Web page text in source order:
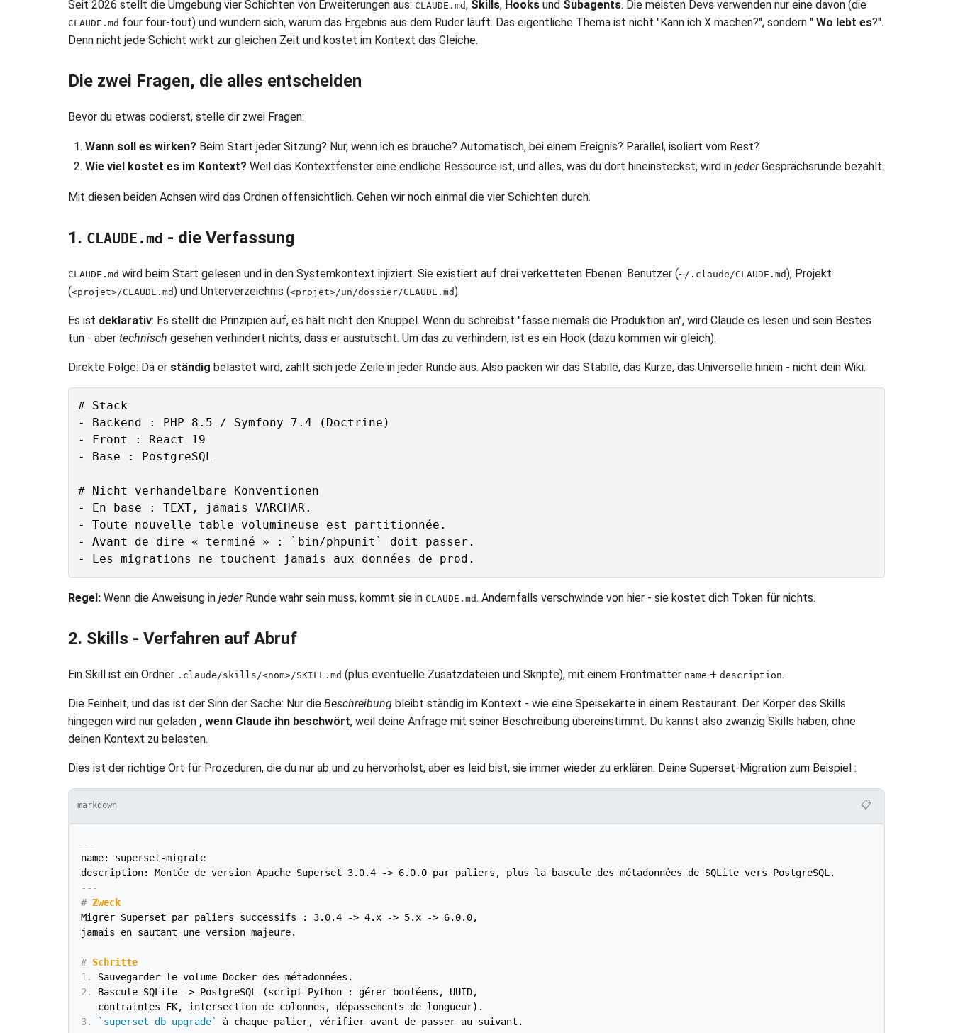
Seit 2026 stellt die Umgebung vier Schichten von Erweiterungen aus: CLAUDE.md, Skills, Hooks und Subagents. Die meisten Devs verwenden nur eine davon (die
CLAUDE.md four four-tout) und wundern sich, warum das Ergebnis aus dem Ruder läuft. Das eigentliche Thema ist nicht "Kann ich X machen?", sondern " Wo lebt es?".
Denn nicht jede Schicht wirkt zur gleichen Zeit und kostet im Kontext das Gleiche.
Die zwei Fragen, die alles entscheiden
Bevor du etwas codierst, stelle dir zwei Fragen:
Wann soll es wirken? Beim Start jeder Sitzung? Nur, wenn ich es brauche? Automatisch, bei einem Ereignis? Parallel, isoliert vom Rest?
Wie viel kostet es im Kontext? Weil das Kontextfenster eine endliche Ressource ist, und alles, was du dort hineinsteckst, wird in jederGesprächsrunde bezahlt.
Mit diesen beiden Achsen wird das Ordnen offensichtlich. Gehen wir noch einmal die vier Schichten durch.
1. CLAUDE.md - die Verfassung
CLAUDE.md wird beim Start gelesen und in den Systemkontext injiziert. Sie existiert auf drei verketteten Ebenen: Benutzer (~/.claude/CLAUDE.md), Projekt
(<projet>/CLAUDE.md) und Unterverzeichnis (<projet>/un/dossier/CLAUDE.md).
Es ist deklarativ: Es stellt die Prinzipien auf, es hält nicht den Knüppel. Wenn du schreibst "fasse niemals die Produktion an", wird Claude es lesen und sein Bestes
tun - aber technisch gesehen verhindert nichts, dass er ausrutscht. Um das zu verhindern, ist es ein Hook (dazu kommen wir gleich).
Direkte Folge: Da er ständig belastet wird, zahlt sich jede Zeile in jeder Runde aus. Also packen wir das Stabile, das Kurze, das Universelle hinein - nicht dein Wiki.
# Stack
- Backend : PHP 8.5 / Symfony 7.4 (Doctrine)
- Front : React 19
- Base : PostgreSQL
# Nicht verhandelbare Konventionen
- En base : TEXT, jamais VARCHAR.
- Toute nouvelle table volumineuse est partitionnée.
- Avant de dire « terminé » : `bin/phpunit` doit passer.
Regel: Wenn die Anweisung in jederRunde wahr sein muss, kommt sie in CLAUDE.md . Andernfalls verschwinde von hier - sie kostet dich Token für nichts.
2. Skills - Verfahren auf Abruf
Ein Skill ist ein Ordner .claude/skills/<nom>/SKILL.md (plus eventuelle Zusatzdateien und Skripte), mit einem Frontmatter name + description.
Die Feinheit, und das ist der Sinn der Sache: Nur die Beschreibung bleibt ständig im Kontext - wie eine Speisekarte in einem Restaurant. Der Körper des Skills
hingegen wird nur geladen , wenn Claude ihn beschwört, weil deine Anfrage mit seiner Beschreibung übereinstimmt. Du kannst also zwanzig Skills haben, ohne
deinen Kontext zu belasten.
Dies ist der richtige Ort für Prozeduren, die du nur ab und zu hervorholst, aber es leid bist, sie immer wieder zu erklären. Deine Superset-Migration zum Beispiel :
markdown 📋
---
name: superset-migrate
description: Montée de version Apache Superset 3.0.4 -> 6.0.0 par paliers, plus la bascule des métadonnées de SQLite vers PostgreSQL.
---
# Zweck
Migrer Superset par paliers successifs : 3.0.4 -> 4.x -> 5.x -> 6.0.0,
jamais en sautant une version majeure.
# Schritte
1.
2.
Bascule SQLite -> PostgreSQL (script Python : gérer booléens, UUID,
3.
`superset db upgrade`
à chaque palier, vérifier avant de passer au suivant.